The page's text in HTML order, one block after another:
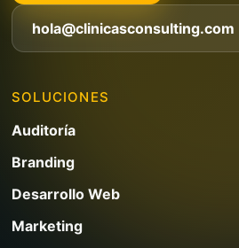
hola@clinicasconsulting.com
SOLUCIONES
Auditoría
Branding
Desarrollo Web
Marketing